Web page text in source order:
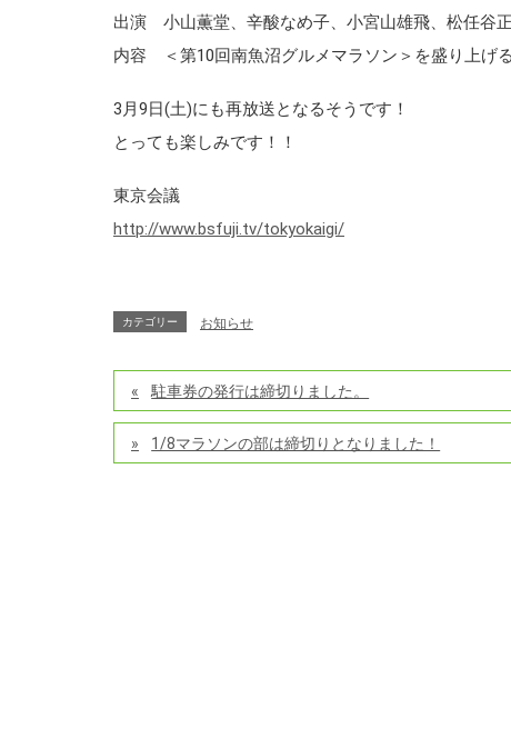
出演 小山薫堂、辛酸なめ子、小宮山雄飛、松任谷
内容 ＜第10回南魚沼グルメマラソン＞を盛り上げ
3月9日(土)にも再放送となるそうです！
とっても楽しみです！！
東京会議
http://www.bsfuji.tv/tokyokaigi/
カテゴリー お知らせ
駐車券の発行は締切りました。
1/8マラソンの部は締切りとなりました！